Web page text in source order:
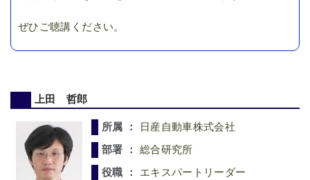
ぜひご聴講ください。
上田 哲郎
所属 ：
日産自動車株式会社
部署 ： 総合研究所
役職 ： エキスパートリーダー